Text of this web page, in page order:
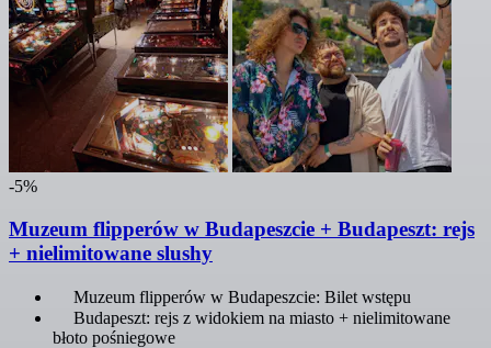
-5%
Muzeum flipperów w Budapeszcie + Budapeszt: rejs
+ nielimitowane slushy
Muzeum flipperów w Budapeszcie: Bilet wstępu
Budapeszt: rejs z widokiem na miasto + nielimitowane
błoto pośniegowe